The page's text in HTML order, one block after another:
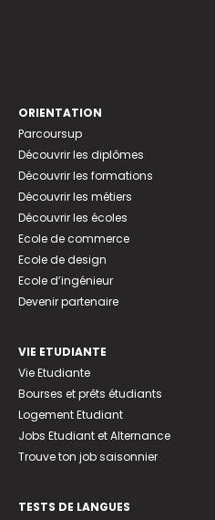
ORIENTATION
Parcoursup
Découvrir les diplômes
Découvrir les formations
Découvrir les métiers
Découvrir les écoles
Ecole de commerce
Ecole de design
Ecole d’ingénieur
Devenir partenaire
VIE ETUDIANTE
Vie Etudiante
Bourses et prêts étudiants
Logement Etudiant
Jobs Etudiant et Alternance
Trouve ton job saisonnier
TESTS DE LANGUES